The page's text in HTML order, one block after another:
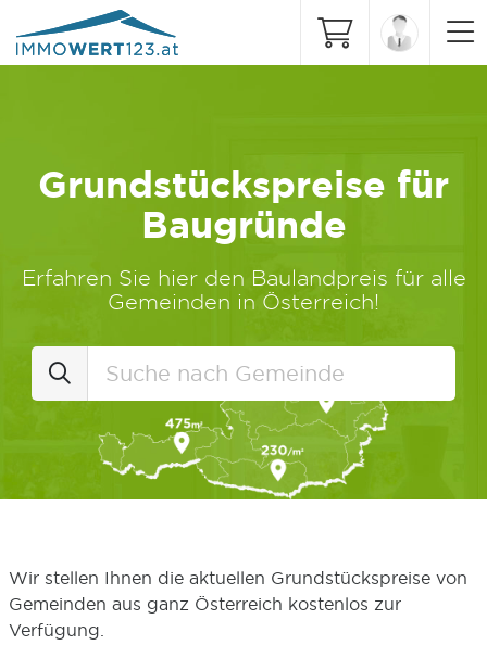
Grundstückspreise für
Baugründe
Erfahren Sie hier den Baulandpreis für alle
Gemeinden in Österreich!
Wir stellen Ihnen die aktuellen Grundstückspreise von
Gemeinden aus ganz Österreich kostenlos zur
Verfügung.